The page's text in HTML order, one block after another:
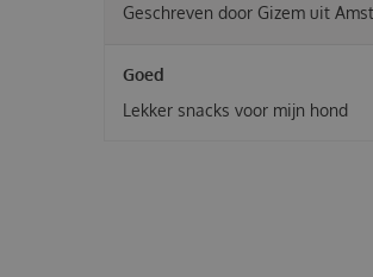
Geschreven door Gizem uit
Goed
Lekker snacks voor mijn hond